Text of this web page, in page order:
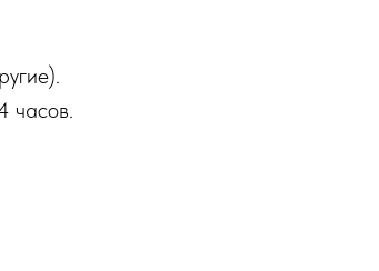
часов.